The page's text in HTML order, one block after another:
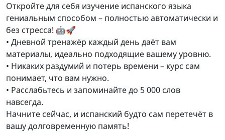
Откройте для себя изучение испанского языка
гениальным способом – полностью автоматически и
без стресса! 🤖🚀
• Дневной тренажёр каждый день даёт вам
материалы, идеально подходящие вашему уровню.
• Никаких раздумий и потерь времени – курс сам
понимает, что вам нужно.
• Расслабьтесь и запоминайте до 5 000 слов
навсегда.
Начните сейчас, и испанский будто сам перетечёт в
вашу долговременную память!